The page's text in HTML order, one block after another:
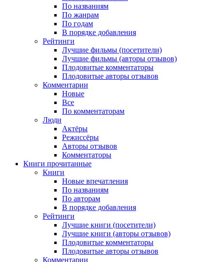
По названиям
По жанрам
По годам
В порядке добавления
Рейтинги
Лучшие фильмы (посетители)
Лучшие фильмы (авторы отзывов)
Плодовитые комментаторы
Плодовитые авторы отзывов
Комментарии
Новые
Все
По комментаторам
Люди
Актёры
Режиссёры
Авторы отзывов
Комментаторы
Книги прочитанные
Книги
Новые впечатления
По названиям
По авторам
В порядке добавления
Рейтинги
Лучшие книги (посетители)
Лучшие книги (авторы отзывов)
Плодовитые комментаторы
Плодовитые авторы отзывов
Комментарии